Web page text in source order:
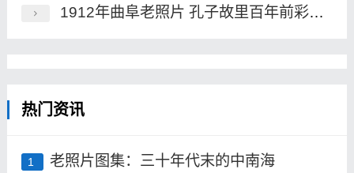
1912年曲阜老照片 孔子故里百年前彩色影像（下）
热门资讯
1 老照片图集：三十年代末的中南海